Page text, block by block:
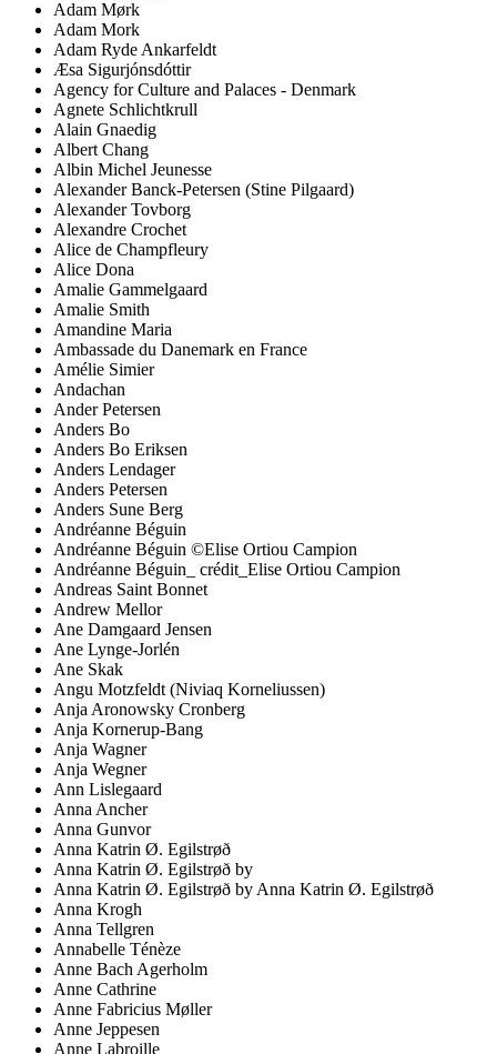
Adam Mørk
Adam Mork
Adam Ryde Ankarfeldt
Æsa Sigurjónsdóttir
Agency for Culture and Palaces - Denmark
Agnete Schlichtkrull
Alain Gnaedig
Albert Chang
Albin Michel Jeunesse
Alexander Banck-Petersen (Stine Pilgaard)
Alexander Tovborg
Alexandre Crochet
Alice de Champfleury
Alice Dona
Amalie Gammelgaard
Amalie Smith
Amandine Maria
Ambassade du Danemark en France
Amélie Simier
Andachan
Ander Petersen
Anders Bo
Anders Bo Eriksen
Anders Lendager
Anders Petersen
Anders Sune Berg
Andréanne Béguin
Andréanne Béguin ©Elise Ortiou Campion
Andréanne Béguin_ crédit_Elise Ortiou Campion
Andreas Saint Bonnet
Andrew Mellor
Ane Damgaard Jensen
Ane Lynge-Jorlén
Ane Skak
Angu Motzfeldt (Niviaq Korneliussen)
Anja Aronowsky Cronberg
Anja Kornerup-Bang
Anja Wagner
Anja Wegner
Ann Lislegaard
Anna Ancher
Anna Gunvor
Anna Katrin Ø. Egilstrøð
Anna Katrin Ø. Egilstrøð by
Anna Katrin Ø. Egilstrøð by Anna Katrin Ø. Egilstrøð
Anna Krogh
Anna Tellgren
Annabelle Ténèze
Anne Bach Agerholm
Anne Cathrine
Anne Fabricius Møller
Anne Jeppesen
Anne Labroille